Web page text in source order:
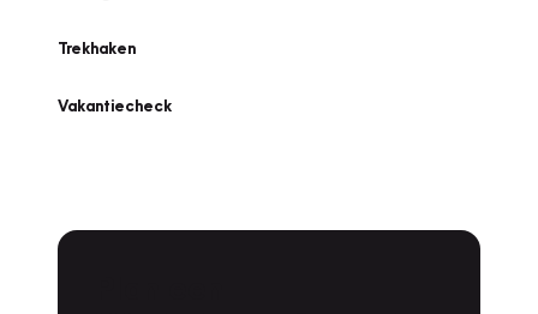
Trekhaken
Vakantiecheck